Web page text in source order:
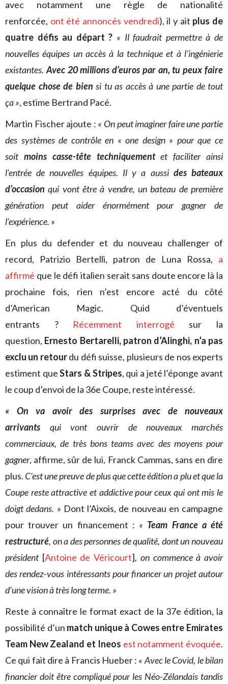
avec notamment une règle de nationalité
renforcée, ont été annoncés vendredi), il y ait plus de
quatre défis au départ ? « Il faudrait permettre à de
nouvelles équipes un accès à la technique et à l’ingénierie
existantes. Avec 20 millions d’euros par an, tu peux faire
quelque chose de bien si tu as accès à une partie de tout
ça », estime Bertrand Pacé.
Martin Fischer ajoute : « On peut imaginer faire une partie
des systèmes de contrôle en « one design » pour que ce
soit moins casse-tête techniquementet faciliter ainsi
l’entrée de nouvelles équipes. Il y a aussi des bateaux
d’occasion qui vont être à vendre, un bateau de première
génération peut aider énormément pour gagner de
l’expérience. »
En plus du defender et du nouveau challenger of
record, Patrizio Bertelli, patron de Luna Rossa, a
affirmé que le défi italien serait sans doute encore là la
prochaine fois, rien n’est encore acté du côté
d’American Magic. Quid d’éventuels
entrants ? Récemment interrogé sur la
question, Ernesto Bertarelli, patron d’Alinghi, n’a pas
exclu un retourdu défi suisse, plusieurs de nos experts
estiment queStars & Stripes, qui a jeté l’éponge avant
le coup d’envoi de la 36e Coupe, reste intéressé.
« On va avoir des surprises avec de nouveaux
arrivants qui vont ouvrir de nouveaux marchés
commerciaux, de très bons teams avec des moyens pour
gagner, affirme, sûr de lui, Franck Cammas, sans en dire
plus. C’est une preuve de plus que cette édition a plu et que la
Coupe reste attractive et addictive pour ceux qui ont mis le
doigt dedans. » Dont l’Aixois, de nouveau en campagne
pour trouver un financement : « Team France a été
restructuré, on a des personnes de qualité, dont un nouveau
président [Antoine de Véricourt], on commence à avoir
des rendez-vous intéressants pour financer un projet autour
d’une vision à très long terme. »
Reste à connaître le format exact de la 37e édition, la
possibilité d’un match unique à Cowes entre Emirates
Team New Zealand et Ineos est notamment évoquée.
Ce qui fait dire à Francis Hueber : « Avec le Covid, le bilan
financier doit être compliqué pour les Néo-Zélandais tandis